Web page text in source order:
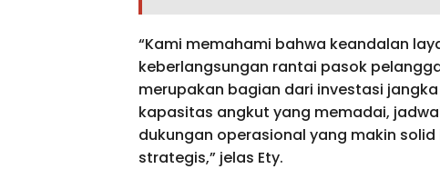
“Kami memahami bahwa keandalan
keberlangsungan rantai pasok
merupakan bagian dari investasi
kapasitas angkut yang memadai,
dukungan operasional yang makin
strategis,” jelas Ety.